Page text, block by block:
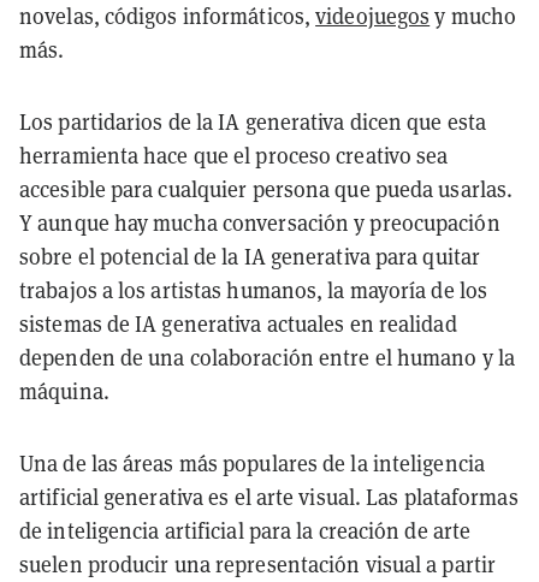
novelas, códigos informáticos,videojuegos y mucho
más.
Los partidarios de la IA generativa dicen que esta
herramienta hace que el proceso creativo sea
accesible para cualquier persona que pueda usarlas.
Y aunque hay mucha conversación y preocupación
sobre el potencial de la IA generativa para quitar
trabajos a los artistas humanos, la mayoría de los
sistemas de IA generativa actuales en realidad
dependen de una colaboración entre el humano y la
máquina.
Una de las áreas más populares de la inteligencia
artificial generativa es el arte visual. Las plataformas
de inteligencia artificial para la creación de arte
suelen producir una representación visual a partir